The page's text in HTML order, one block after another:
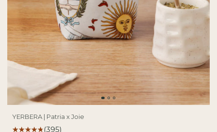
YERBERA | Patria x Joie
(395)